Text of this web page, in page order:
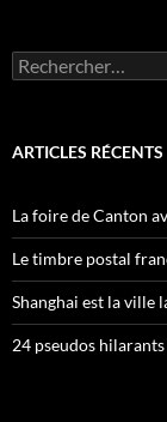
Rechercher :
ARTICLES RÉCENTS
La foire de Canton
Le timbre postal
Shanghai est la ville
24 pseudos